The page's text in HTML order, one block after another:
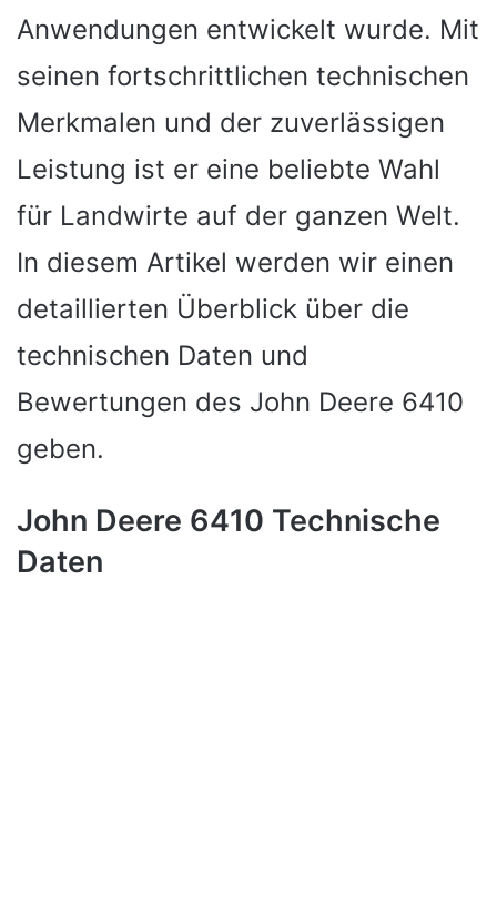
Anwendungen entwickelt wurde. Mit
seinen fortschrittlichen technischen
Merkmalen und der zuverlässigen
Leistung ist er eine beliebte Wahl
für Landwirte auf der ganzen Welt.
In diesem Artikel werden wir einen
detaillierten Überblick über die
technischen Daten und
Bewertungen des John Deere 6410
geben.
John Deere 6410 Technische
Daten